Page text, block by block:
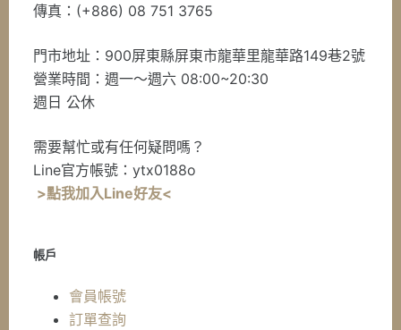
傳真：(+886) 08 751 3765
門市地址：900屏東縣屏東市龍華里龍華路149巷2號
營業時間：週一～週六 08:00~20:30
週日 公休
需要幫忙或有任何疑問嗎？
Line官方帳號：ytx0188o
>點我加入Line好友<
帳戶
會員帳號
訂單查詢